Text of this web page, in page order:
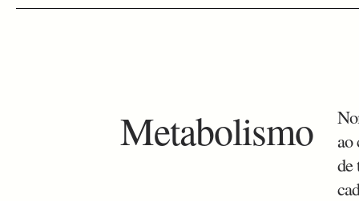
Metabolismo
ao
de